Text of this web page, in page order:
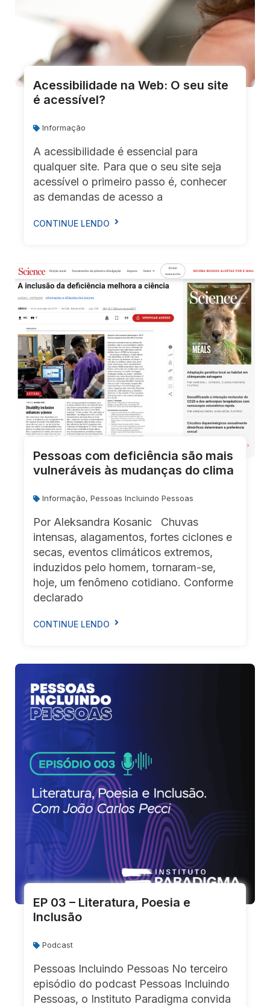
Acessibilidade na Web: O seu site
é acessível?
Informação
A acessibilidade é essencial para
qualquer site. Para que o seu site seja
acessível o primeiro passo é, conhecer
as demandas de acesso a
CONTINUE LENDO
Pessoas com deficiência são mais
vulneráveis às mudanças do clima
Informação, Pessoas Incluindo Pessoas
Por Aleksandra Kosanic Chuvas
intensas, alagamentos, fortes ciclones e
secas, eventos climáticos extremos,
induzidos pelo homem, tornaram-se,
hoje, um fenômeno cotidiano. Conforme
declarado
CONTINUE LENDO
EP 03 – Literatura, Poesia e
Inclusão
Podcast
Pessoas Incluindo Pessoas No terceiro
episódio do podcast Pessoas Incluindo
Pessoas, o Instituto Paradigma convida